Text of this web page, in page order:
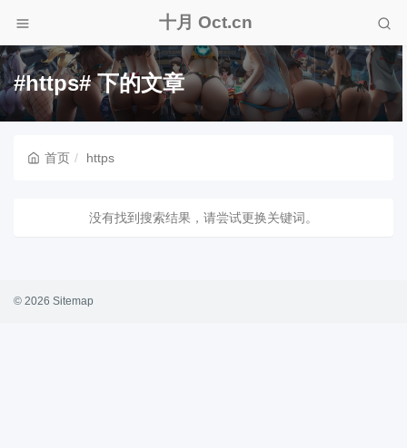
十月 Oct.cn
#https# 下的文章
首页 https
没有找到搜索结果，请尝试更换关键词。
© 2026 Sitemap